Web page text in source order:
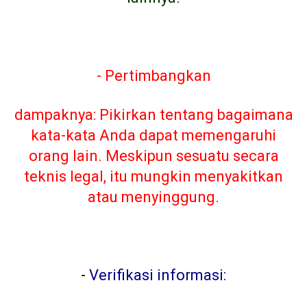
- Pertimbangkan
dampaknya: Pikirkan tentang bagaimana
kata-kata Anda dapat memengaruhi
orang lain. Meskipun sesuatu secara
teknis legal, itu mungkin menyakitkan
atau menyinggung.
- Verifikasi informasi: